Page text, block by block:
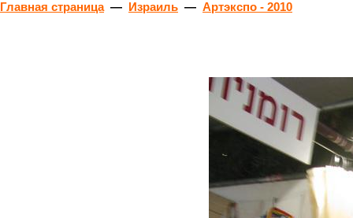
Главная страница— Израиль — Артэкспо - 2010